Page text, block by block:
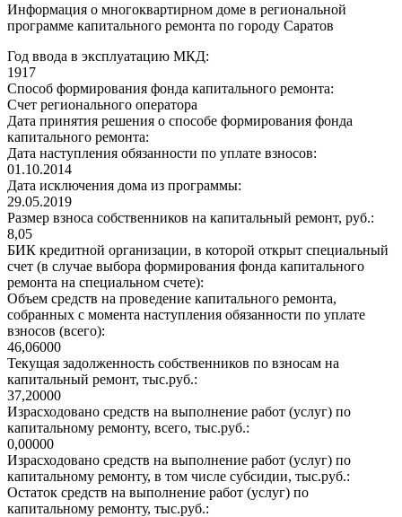
Информация о многоквартирном доме в региональной
программе капитального ремонта по городу Саратов
Год ввода в эксплуатацию МКД:
1917
Способ формирования фонда капитального ремонта:
Счет регионального оператора
Дата принятия решения о способе формирования фонда
капитального ремонта:
Дата наступления обязанности по уплате взносов:
01.10.2014
Дата исключения дома из программы:
29.05.2019
Размер взноса собственников на капитальный ремонт, руб.:
8,05
БИК кредитной организации, в которой открыт специальный
счет (в случае выбора формирования фонда капитального
ремонта на специальном счете):
Объем средств на проведение капитального ремонта,
собранных с момента наступления обязанности по уплате
взносов (всего):
46,06000
Текущая задолженность собственников по взносам на
капитальный ремонт, тыс.руб.:
37,20000
Израсходовано средств на выполнение работ (услуг) по
капитальному ремонту, всего, тыс.руб.:
0,00000
Израсходовано средств на выполнение работ (услуг) по
капитальному ремонту, в том числе субсидии, тыс.руб.:
Остаток средств на выполнение работ (услуг) по
капитальному ремонту, тыс.руб.: